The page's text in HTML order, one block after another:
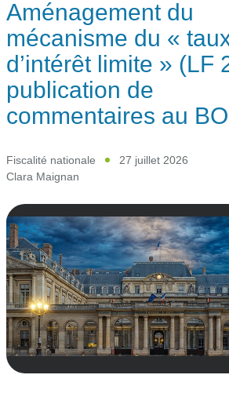
Aménagement du
mécanisme du «
d’intérêt limite » (LF
publication de
commentaires au
Fiscalité nationale
27 juillet 2026
Clara Maignan